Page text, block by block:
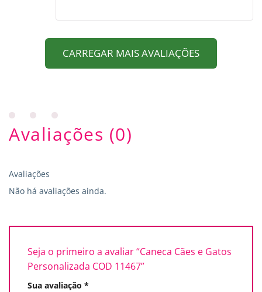
CARREGAR MAIS AVALIAÇÕES
Avaliações (0)
Avaliações
Não há avaliações ainda.
Seja o primeiro a avaliar “Caneca Cães e Gatos
Personalizada COD 11467”
Sua avaliação *